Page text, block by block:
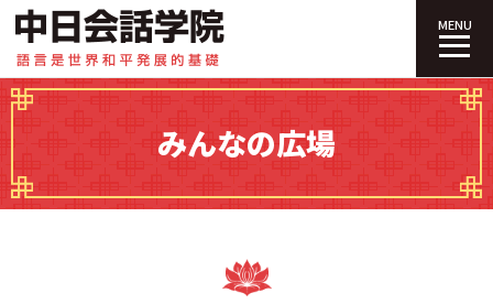
中日会話学院
MENU
みんなの広場